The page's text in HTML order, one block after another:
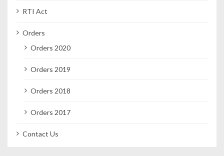
RTI Act
Orders
Orders 2020
Orders 2019
Orders 2018
Orders 2017
Contact Us